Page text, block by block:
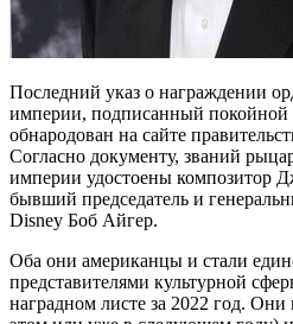
Последний указ о награждении
империи, подписанный покойной
обнародован на сайте
Согласно документу, званий
империи удостоены композитор
бывший председатель и
Disney Боб Айгер.
Оба они американцы и стали
представителями культурной
наградном листе за 2022 год. Они